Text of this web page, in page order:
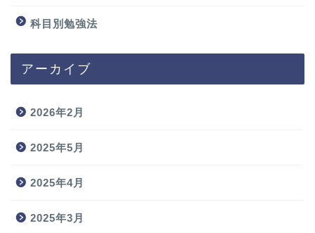
科目別勉強法
アーカイブ
2026年2月
2025年5月
2025年4月
2025年3月